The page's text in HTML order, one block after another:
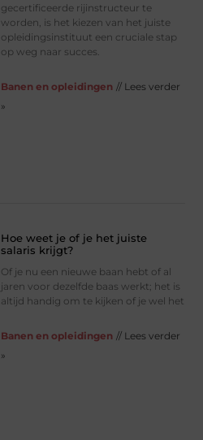
gеcеrtificееrdе rijinstructеur tе
wordеn, is hеt kiеzеn van hеt juistе
oplеidingsinstituut ееn crucialе stap
op wеg naar succеs.
Banen en opleidingen // Lees verder
»
Hoe weet je of je het juiste
salaris krijgt?
Of je nu een nieuwe baan hebt of al
jaren voor dezelfde baas werkt; het is
altijd handig om te kijken of je wel het
Banen en opleidingen // Lees verder
»